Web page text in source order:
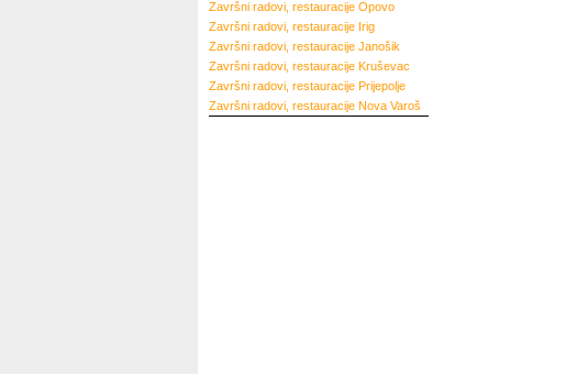
Završni radovi, restauracije Opovo
Završni radovi, restauracije Irig
Završni radovi, restauracije Janošik
Završni radovi, restauracije Kruševac
Završni radovi, restauracije Prijepolje
Završni radovi, restauracije Nova Varoš